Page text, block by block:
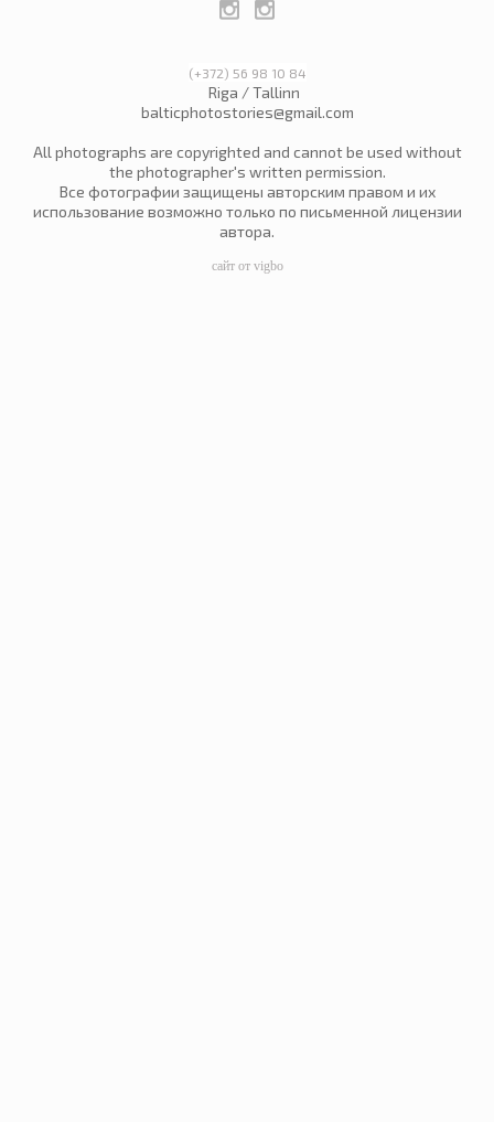
(+372) 56 98 10 84
Riga / Tallinn
balticphotostories@gmail.com
All photographs are copyrighted and cannot be used without
the photographer's written permission.
Все фотографии защищены авторским правом и их
использование возможно только по письменной лицензии
автора.
сайт от vigbo